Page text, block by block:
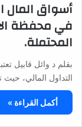
أسواق المال
في محفظة
المحتملة.
بقلم د وائل قابيل
التداول المالي،
أكمل القراءة »